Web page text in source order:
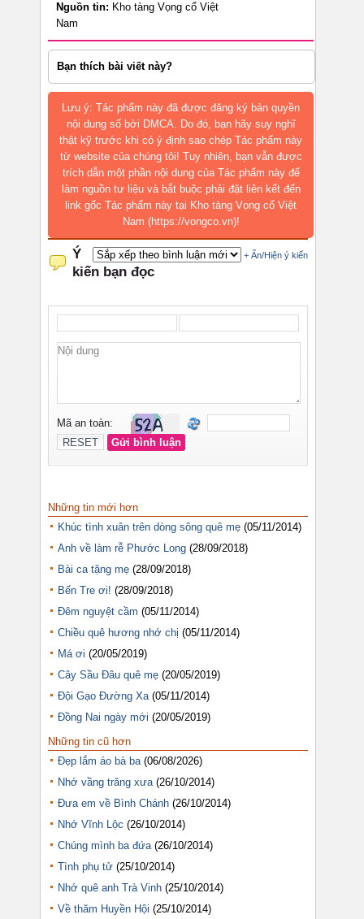
Nguồn tin: Kho tàng Vọng cổ Việt
Nam
Bạn thích bài viết này?
Lưu ý: Tác phẩm này đã được đăng ký bản quyền
nội dung số bởi DMCA. Do đó, bạn hãy suy nghĩ
thật kỹ trước khi có ý định sao chép Tác phẩm này
từ website của chúng tôi! Tuy nhiên, bạn vẫn được
trích dẫn một phần nội dung của Tác phẩm này để
làm nguồn tư liệu và bắt buộc phải đặt liên kết đến
link gốc Tác phẩm này tại Kho tàng Vọng cổ Việt
Nam (https://vongco.vn)!
Những tin mới hơn
Khúc tình xuân trên dòng sông quê mẹ (05/11/2014)
Anh về làm rễ Phước Long (28/09/2018)
Bài ca tặng mẹ (28/09/2018)
Bến Tre ơi! (28/09/2018)
Đêm nguyệt cầm (05/11/2014)
Chiều quê hương nhớ chị (05/11/2014)
Má ơi (20/05/2019)
Cây Sầu Đâu quê mẹ (20/05/2019)
Đội Gạo Đường Xa (05/11/2014)
Đồng Nai ngày mới (20/05/2019)
Những tin cũ hơn
Đẹp lắm áo bà ba (06/08/2026)
Nhớ vầng trăng xưa (26/10/2014)
Đưa em về Bình Chánh (26/10/2014)
Nhớ Vĩnh Lộc (26/10/2014)
Chúng mình ba đứa (26/10/2014)
Tình phụ tử (25/10/2014)
Nhớ quê anh Trà Vinh (25/10/2014)
Về thăm Huyền Hội (25/10/2014)